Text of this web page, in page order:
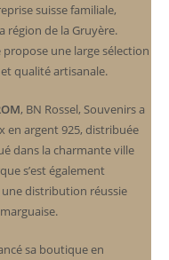
suisse familiale,
région de la Gruyère.
propose une large sélection
qualité artisanale.
, BN Rossel, Souvenirs a
en argent 925, distribuée
dans la charmante ville
s’est également
une distribution réussie
sa boutique en